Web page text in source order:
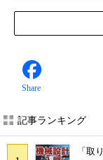
Share
記事ランキング
「取